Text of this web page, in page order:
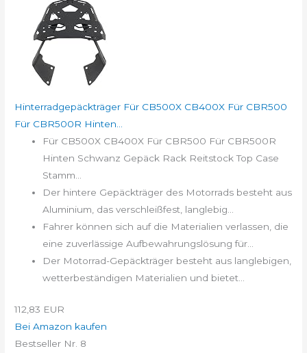
Hinterradgepäckträger Für CB500X CB400X Für CBR500
Für CBR500R Hinten...
Für CB500X CB400X Für CBR500 Für CBR500R
Hinten Schwanz Gepäck Rack Reitstock Top Case
Stamm...
Der hintere Gepäckträger des Motorrads besteht aus
Aluminium, das verschleißfest, langlebig...
Fahrer können sich auf die Materialien verlassen, die
eine zuverlässige Aufbewahrungslösung für...
Der Motorrad-Gepäckträger besteht aus langlebigen,
wetterbeständigen Materialien und bietet...
112,83 EUR
Bei Amazon kaufen
Bestseller Nr. 8